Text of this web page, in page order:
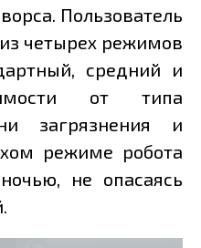
Пользователь
четырех режимов
средний и
от типа
загрязнения и
режиме робота
не опасаясь